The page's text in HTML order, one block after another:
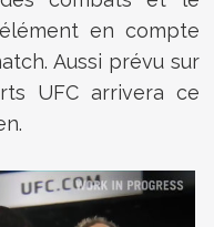
en compte
Aussi prévu sur
UFC arrivera ce